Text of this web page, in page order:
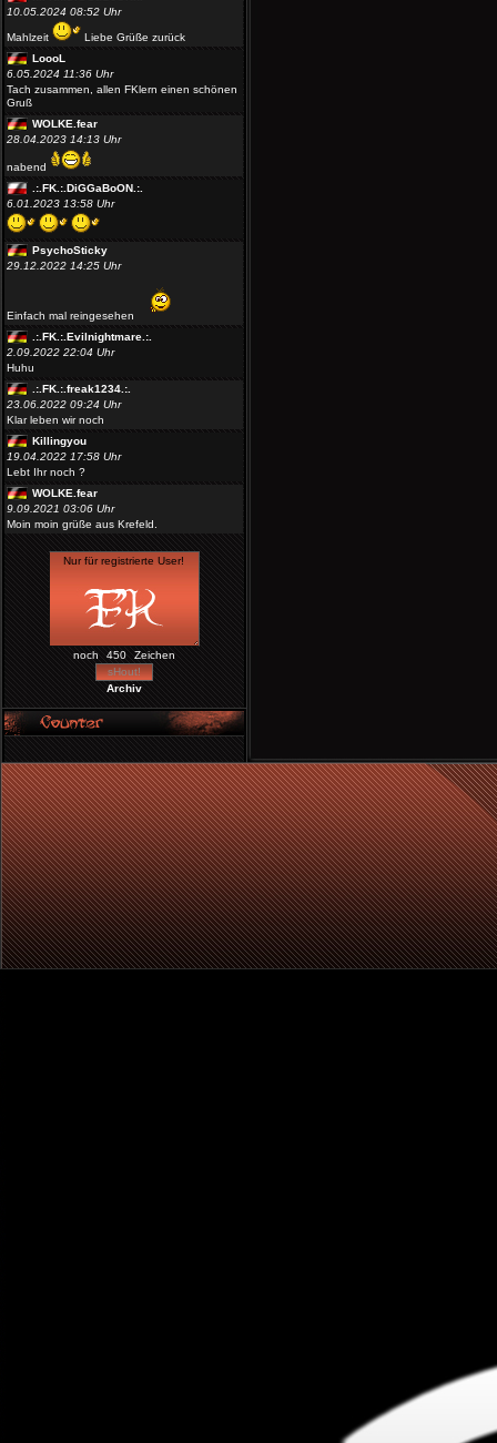
10.05.2024 08:52 Uhr
Mahlzeit
Liebe Grüße zurück
LoooL
6.05.2024 11:36 Uhr
Tach zusammen, allen FKlern einen schönen
Gruß
WOLKE.fear
28.04.2023 14:13 Uhr
nabend
.:.FK.:.DiGGaBoON.:.
6.01.2023 13:58 Uhr
PsychoSticky
29.12.2022 14:25 Uhr
Einfach mal reingesehen
.:.FK.:.Evilnightmare.:.
2.09.2022 22:04 Uhr
Huhu
.:.FK.:.freak1234.:.
23.06.2022 09:24 Uhr
Klar leben wir noch
Killingyou
19.04.2022 17:58 Uhr
Lebt Ihr noch ?
WOLKE.fear
9.09.2021 03:06 Uhr
Moin moin grüße aus Krefeld.
noch Zeichen
Archiv